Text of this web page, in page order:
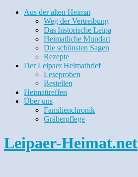
Aus der alten Heimat
Weg der Vertreibung
Das historische Leipa
Heimatliche Mundart
Die schönsten Sagen
Rezepte
Der Leipaer Heimatbrief
Leseproben
Bestellen
Heimattreffen
Über uns
Familienchronik
Gräberpflege
Leipaer-Heimat.net